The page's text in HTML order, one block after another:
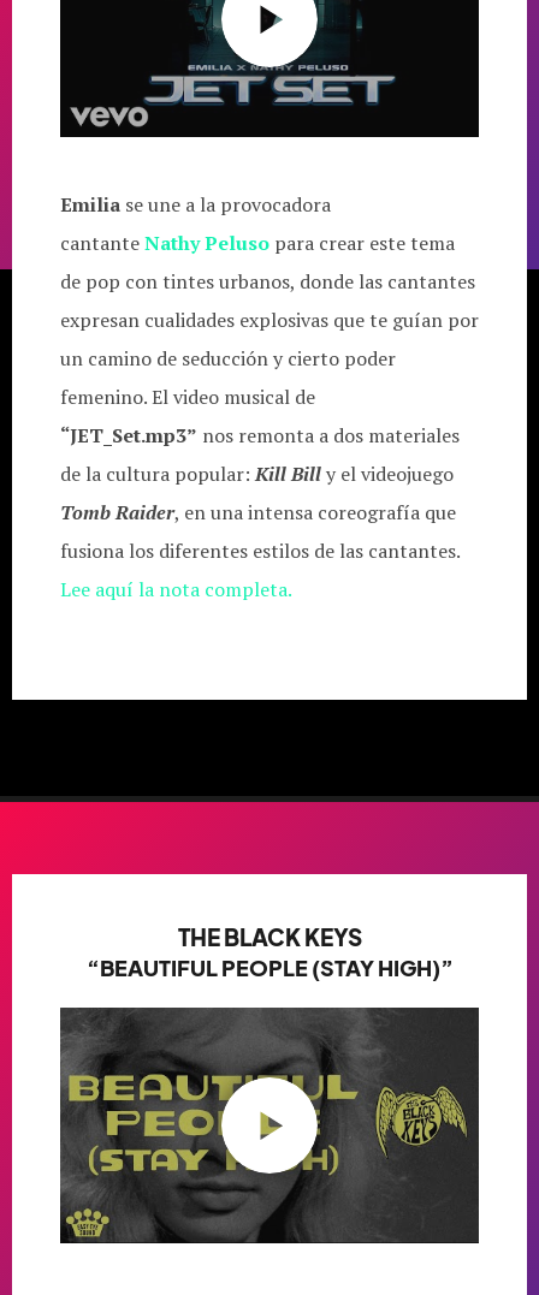
Emilia se une a la provocadora
cantanteNathy Peluso para crear este tema
de pop con tintes urbanos, donde las cantantes
expresan cualidades explosivas que te guían por
un camino de seducción y cierto poder
femenino. El video musical de
“JET_Set.mp3” nos remonta a dos materiales
de la cultura popular:KillBilly el videojuego
Tomb Raider, en una intensa coreografía que
fusiona los diferentes estilos de las cantantes.
Lee aquí la nota completa.
THE BLACK KEYS
“BEAUTIFUL PEOPLE (STAY HIGH)”